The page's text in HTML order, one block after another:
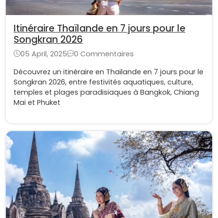
Itinéraire Thaïlande en 7 jours pour le
Songkran 2026
05 April, 2025
0 Commentaires
Découvrez un itinéraire en Thaïlande en 7 jours pour le
Songkran 2026, entre festivités aquatiques, culture,
temples et plages paradisiaques à Bangkok, Chiang
Mai et Phuket